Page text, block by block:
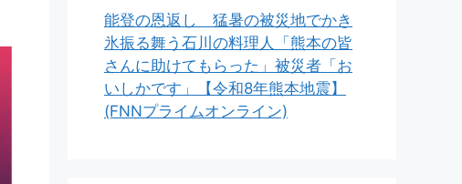
能登の恩返し 猛暑の被災地でかき
氷振る舞う石川の料理人「熊本の皆
さんに助けてもらった」被災者「お
いしかです」【令和8年熊本地震】
(FNNプライムオンライン)